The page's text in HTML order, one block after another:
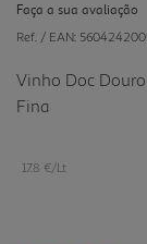
Faça a sua avaliação
Ref. / EAN:
Vinho Doc
Fina
17.8 €/Lt